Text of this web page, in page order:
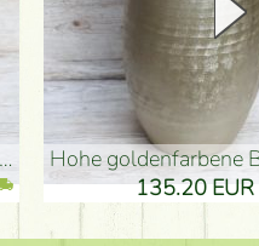
hohe goldenfarbene
135.20 EUR